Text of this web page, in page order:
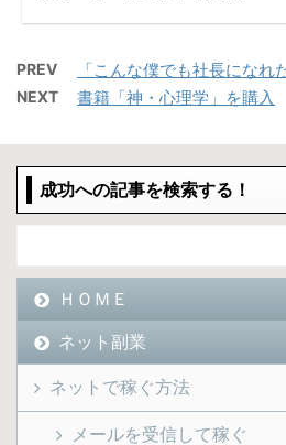
PREV 「こんな僕でも社長になれ
NEXT 書籍「神・心理学」を購入
成功への記事を検索する！
ＨＯＭＥ
ネット副業
ネットで稼ぐ方法
メールを受信して稼ぐ